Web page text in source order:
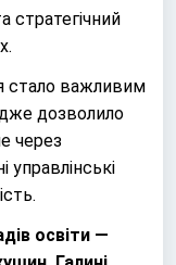
стратегічний
стало важливим
дозволило
через
управлінські
освіти —